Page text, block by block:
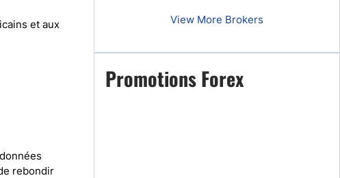
et aux
rebondir
View More Brokers
Promotions Forex